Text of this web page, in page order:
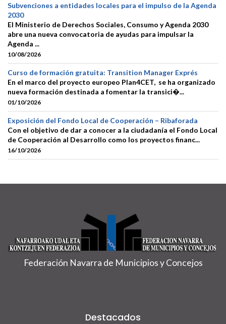
Subvenciones a entidades locales para el impulso de la Agenda
2030
El Ministerio de Derechos Sociales, Consumo y Agenda 2030
abre una nueva convocatoria de ayudas para impulsar la
Agenda ...
10/08/2026
Curso de formación gratuita: Transition Manager Exprés
En el marco del proyecto europeo Plan4CET, se ha organizado
nueva formación destinada a fomentar la transici�...
01/10/2026
Exposición del Fondo Local de Cooperación – Ribaforada
Con el objetivo de dar a conocer a la ciudadanía el Fondo Local
de Cooperación al Desarrollo como los proyectos financ...
16/10/2026
Federación Navarra de Municipios y Concejos
Destacados